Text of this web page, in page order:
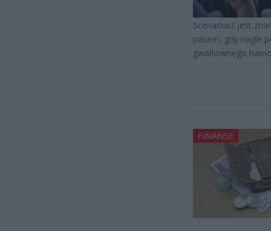
Scenariusz jest
pasem, gdy nagle
gwałtownego
FINANSE